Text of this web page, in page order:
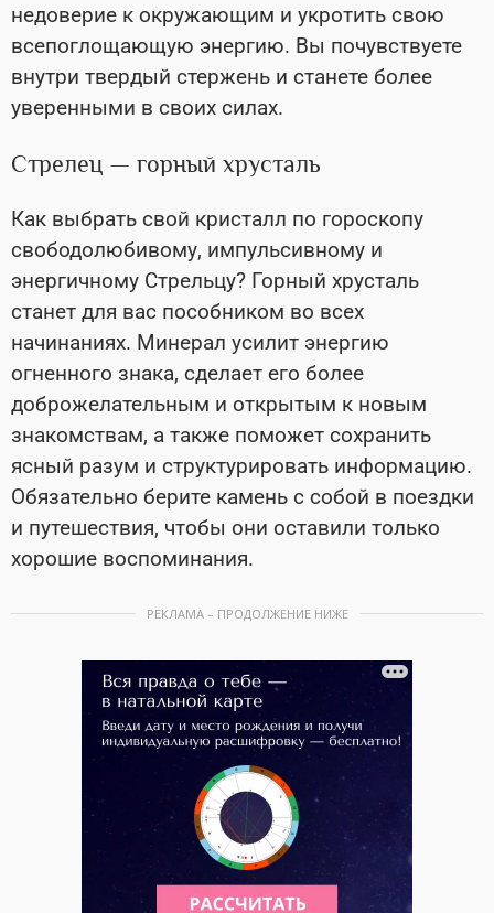
недоверие к окружающим и укротить свою
всепоглощающую энергию. Вы почувствуете
внутри твердый стержень и станете более
уверенными в своих силах.
Стрелец — горный хрусталь
Как выбрать свой кристалл по гороскопу
свободолюбивому, импульсивному и
энергичному Стрельцу? Горный хрусталь
станет для вас пособником во всех
начинаниях. Минерал усилит энергию
огненного знака, сделает его более
доброжелательным и открытым к новым
знакомствам, а также поможет сохранить
ясный разум и структурировать информацию.
Обязательно берите камень с собой в поездки
и путешествия, чтобы они оставили только
хорошие воспоминания.
РЕКЛАМА – ПРОДОЛЖЕНИЕ НИЖЕ